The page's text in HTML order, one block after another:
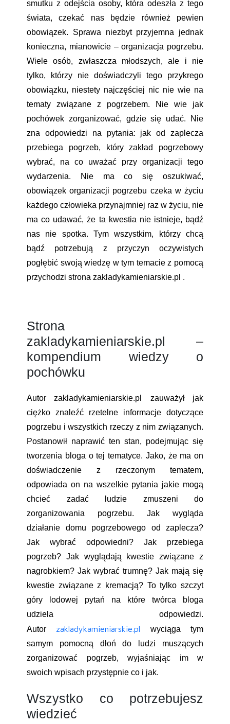
smutku z odejścia osoby, która odeszła z tego
świata, czekać nas będzie również pewien
obowiązek. Sprawa niezbyt przyjemna jednak
konieczna, mianowicie – organizacja pogrzebu.
Wiele osób, zwłaszcza młodszych, ale i nie
tylko, którzy nie doświadczyli tego przykrego
obowiązku, niestety najczęściej nic nie wie na
tematy związane z pogrzebem. Nie wie jak
pochówek zorganizować, gdzie się udać. Nie
zna odpowiedzi na pytania: jak od zaplecza
przebiega pogrzeb, który zakład pogrzebowy
wybrać, na co uważać przy organizacji tego
wydarzenia. Nie ma co się oszukiwać,
obowiązek organizacji pogrzebu czeka w życiu
każdego człowieka przynajmniej raz w życiu, nie
ma co udawać, że ta kwestia nie istnieje, bądź
nas nie spotka. Tym wszystkim, którzy chcą
bądź potrzebują z przyczyn oczywistych
pogłębić swoją wiedzę w tym temacie z pomocą
przychodzi strona zakladykamieniarskie.pl .
Strona
zakladykamieniarskie.pl –
kompendium wiedzy o
pochówku
Autor zakladykamieniarskie.pl
zauważył jak
ciężko znaleźć rzetelne informacje dotyczące
pogrzebu i wszystkich rzeczy z nim związanych.
Postanowił naprawić ten stan, podejmując się
tworzenia bloga o tej tematyce. Jako, że ma on
doświadczenie z rzeczonym tematem,
odpowiada on na wszelkie pytania jakie mogą
chcieć zadać ludzie zmuszeni do
zorganizowania pogrzebu. Jak wygląda
działanie domu pogrzebowego od zaplecza?
Jak wybrać odpowiedni? Jak przebiega
pogrzeb? Jak wyglądają kwestie związane z
nagrobkiem? Jak wybrać trumnę? Jak mają się
kwestie związane z kremacją? To tylko szczyt
góry lodowej pytań na które twórca bloga
udziela odpowiedzi.
Autor zakladykamieniarskie.pl wyciąga tym
samym pomocną dłoń do ludzi muszących
zorganizować pogrzeb, wyjaśniając im w
swoich wpisach przystępnie co i jak.
Wszystko co potrzebujesz
wiedzieć